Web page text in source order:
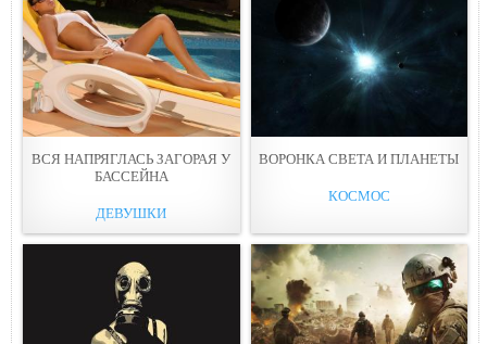
ВСЯ НАПРЯГЛАСЬ ЗАГОРАЯ У
БАССЕЙНА
ДЕВУШКИ
ВОРОНКА СВЕТА И ПЛАНЕТЫ
КОСМОС